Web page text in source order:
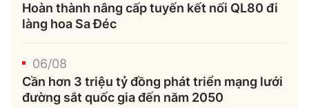
Hoàn thành nâng cấp tuyến kết nối QL80 đi
làng hoa Sa Đéc
06/08
Cần hơn 3 triệu tỷ đồng phát triển mạng lưới
đường sắt quốc gia đến năm 2050